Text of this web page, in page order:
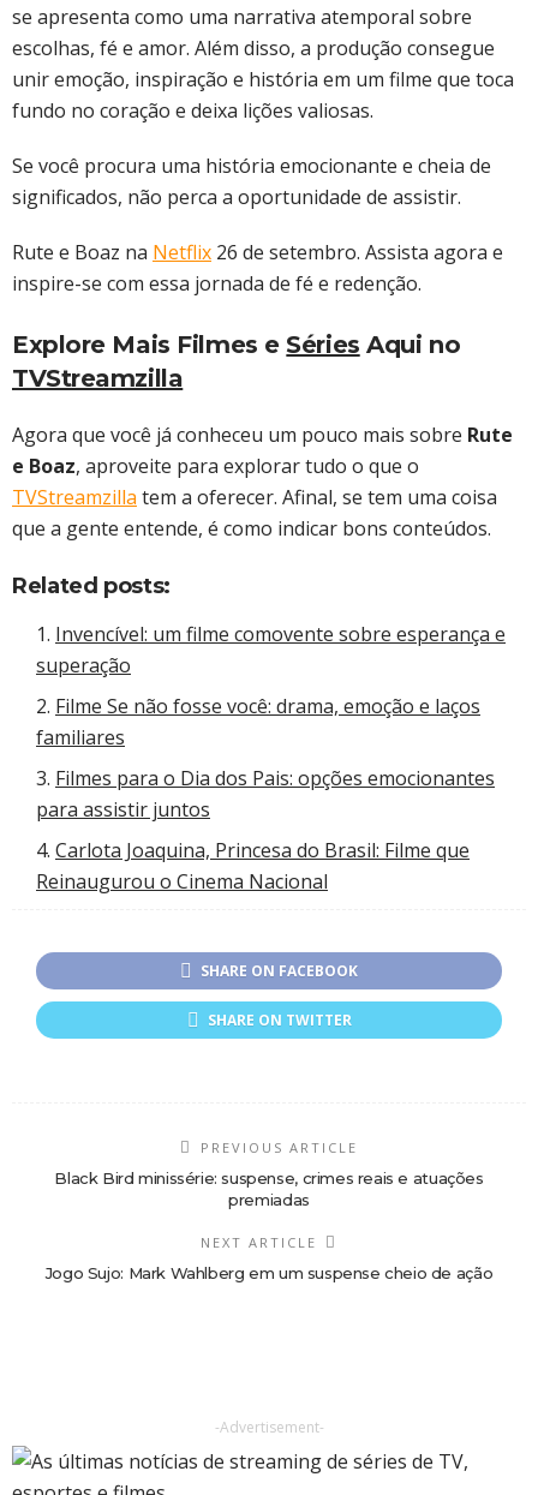
se apresenta como uma narrativa atemporal sobre
escolhas, fé e amor. Além disso, a produção consegue
unir emoção, inspiração e história em um filme que toca
fundo no coração e deixa lições valiosas.
Se você procura uma história emocionante e cheia de
significados, não perca a oportunidade de assistir.
Rute e Boaz na Netflix 26 de setembro. Assista agora e
inspire-se com essa jornada de fé e redenção.
Explore Mais Filmes e Séries Aqui no
TVStreamzilla
Agora que você já conheceu um pouco mais sobre Rute
e Boaz, aproveite para explorar tudo o que o
TVStreamzilla tem a oferecer. Afinal, se tem uma coisa
que a gente entende, é como indicar bons conteúdos.
Related posts:
Invencível: um filme comovente sobre esperança e
superação
Filme Se não fosse você: drama, emoção e laços
familiares
Filmes para o Dia dos Pais: opções emocionantes
para assistir juntos
Carlota Joaquina, Princesa do Brasil: Filme que
Reinaugurou o Cinema Nacional
SHARE ON FACEBOOK
SHARE ON TWITTER
PREVIOUS ARTICLE
Black Bird minissérie: suspense, crimes reais e atuações
premiadas
NEXT ARTICLE
Jogo Sujo: Mark Wahlberg em um suspense cheio de ação
-Advertisement-